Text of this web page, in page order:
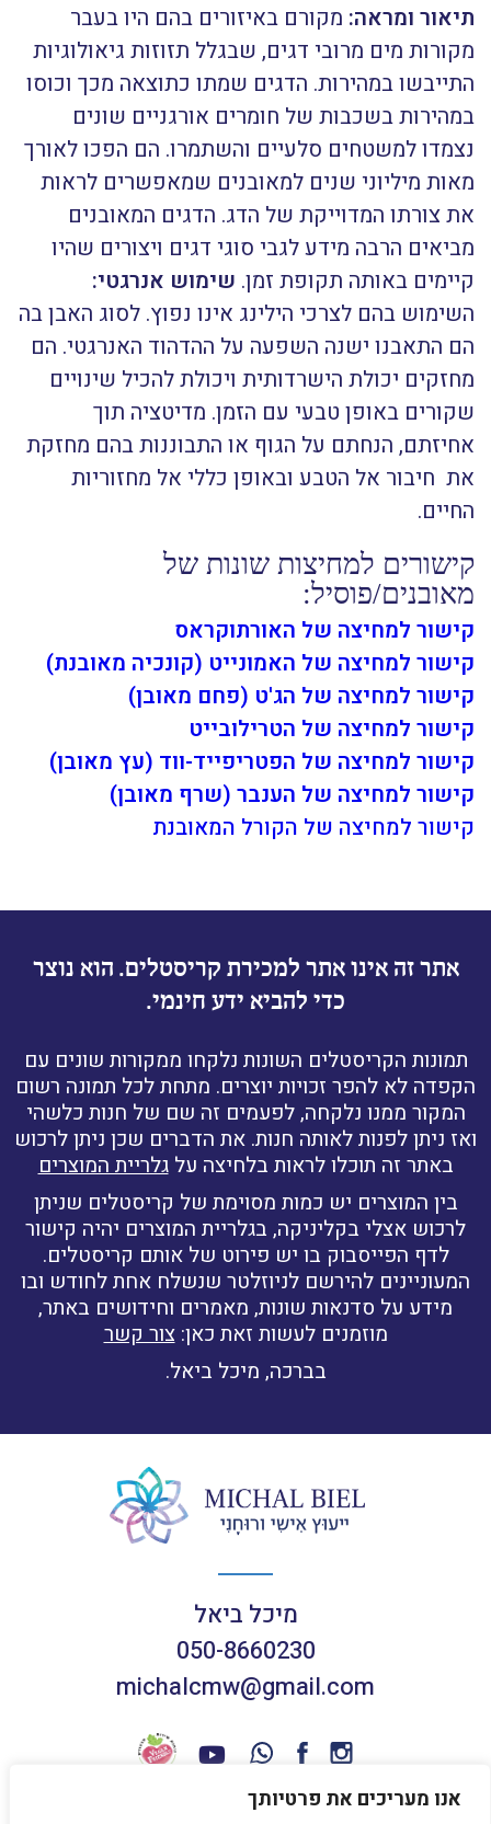
אנו מעריכים את פרטיותך
תיאור ומראה: מקורם באיזורים בהם היו בעבר
מקורות מים מרובי דגים, שבגלל תזוזות גיאולוגיות
התייבשו במהירות. הדגים שמתו כתוצאה מכך וכוסו
במהירות בשכבות של חומרים אורגניים שונים
נצמדו למשטחים סלעיים והשתמרו. הם הפכו לאורך
מאות מיליוני שנים למאובנים שמאפשרים לראות
את צורתו המדוייקת של הדג. הדגים המאובנים
מביאים הרבה מידע לגבי סוגי דגים ויצורים שהיו
קיימים באותה תקופת זמן. שימוש אנרגטי:
השימוש בהם לצרכי הילינג אינו נפוץ. לסוג האבן בה
הם התאבנו ישנה השפעה על ההדהוד האנרגטי. הם
מחזקים יכולת הישרדותית ויכולת להכיל שינויים
שקורים באופן טבעי עם הזמן. מדיטציה תוך
אחיזתם, הנחתם על הגוף או התבוננות בהם מחזקת
את חיבור אל הטבע ובאופן כללי אל מחזוריות
החיים.
קישורים למחיצות שונות של
מאובנים/פוסיל:
קישור למחיצה של האורתוקראס
קישור למחיצה של האמונייט (קונכיה מאובנת)
קישור למחיצה של הג'ט (פחם מאובן)
קישור למחיצה של הטרילובייט
קישור למחיצה של הפטריפייד-ווד (עץ מאובן)
קישור למחיצה של הענבר (שרף מאובן)
קישור למחיצה של הקורל המאובנת
אתר זה אינו אתר למכירת קריסטלים. הוא נוצר
כדי להביא ידע חינמי.
תמונות הקריסטלים השונות נלקחו ממקורות שונים עם
הקפדה לא להפר זכויות יוצרים. מתחת לכל תמונה רשום
המקור ממנו נלקחה, לפעמים זה שם של חנות כלשהי
ואז ניתן לפנות לאותה חנות. את הדברים שכן ניתן לרכוש
באתר זה תוכלו לראות בלחיצה עלגלריית המוצרים
בין המוצרים יש כמות מסוימת של קריסטלים שניתן
לרכוש אצלי בקליניקה, בגלריית המוצרים יהיה קישור
לדף הפייסבוק בו יש פירוט של אותם קריסטלים.
המעוניינים להירשם לניוזלטר שנשלח אחת לחודש ובו
מידע על סדנאות שונות, מאמרים וחידושים באתר,
מוזמנים לעשות זאת כאן:צור קשר
בברכה, מיכל ביאל.
מיכל ביאל
050-8660230
michalcmw@gmail.com